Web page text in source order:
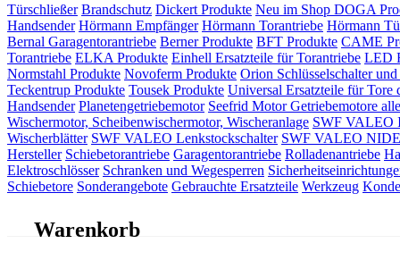
Türschließer Brandschutz Dickert Produkte Neu im Shop DOGA
Handsender Hörmann Empfänger Hörmann Torantriebe Hörmann
Bernal Garagentorantriebe Berner Produkte BFT Produkte CAME
Torantriebe ELKA Produkte Einhell Ersatzteile für Torantriebe LED
Normstahl Produkte Novoferm Produkte Orion Schlüsselschalter und
Teckentrup Produkte Tousek Produkte Universal Ersatzteile für Tore
Handsender Planetengetriebemotor Seefrid Motor Getriebemotore
Wischermotor, Scheibenwischermotor, Wischeranlage SWF VALEO
Wischerblätter SWF VALEO Lenkstockschalter SWF VALEO
Hersteller Schiebetorantriebe Garagentorantriebe Rolladenantriebe
Elektroschlösser Schranken und Wegesperren
Schiebetore Sonderangebote Gebrauchte Ersatzteile Werkzeug
Warenkorb